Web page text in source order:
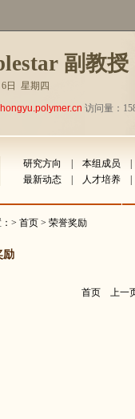
副教授
6日 星期四
访问量：
研究方向 本组成员
最新动态 人才培养
> 首页 > 荣誉奖励
励
首页 上一